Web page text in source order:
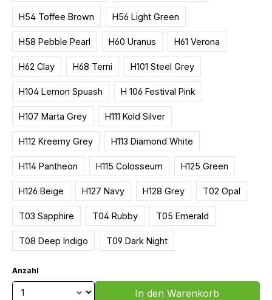
H54 Toffee Brown H56 Light Green
H58 Pebble Pearl H60 Uranus H61 Verona
H62 Clay H68 Terni H101 Steel Grey
H104 Lemon Spuash H 106 Festival Pink
H107 Marta Grey H111 Kold Silver
H112 Kreemy Grey H113 Diamond White
H114 Pantheon H115 Colosseum H125 Green
H126 Beige H127 Navy H128 Grey T02 Opal
T03 Sapphire T04 Rubby T05 Emerald
T08 Deep Indigo T09 Dark Night
Anzahl
Produkt Anzahl: Gib denIn den Warenkorb